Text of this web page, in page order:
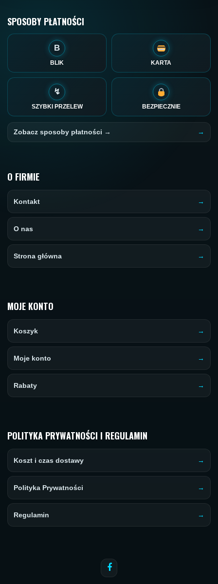
SPOSOBY PŁATNOŚCI
B
BLIK KARTA
↯
SZYBKI PRZELEW BEZPIECZNIE
Zobacz sposoby płatności →
O FIRMIE
Kontakt
O nas
Strona główna
MOJE KONTO
Koszyk
Moje konto
Rabaty
POLITYKA PRYWATNOŚCI I REGULAMIN
Koszt i czas dostawy
Polityka Prywatności
Regulamin